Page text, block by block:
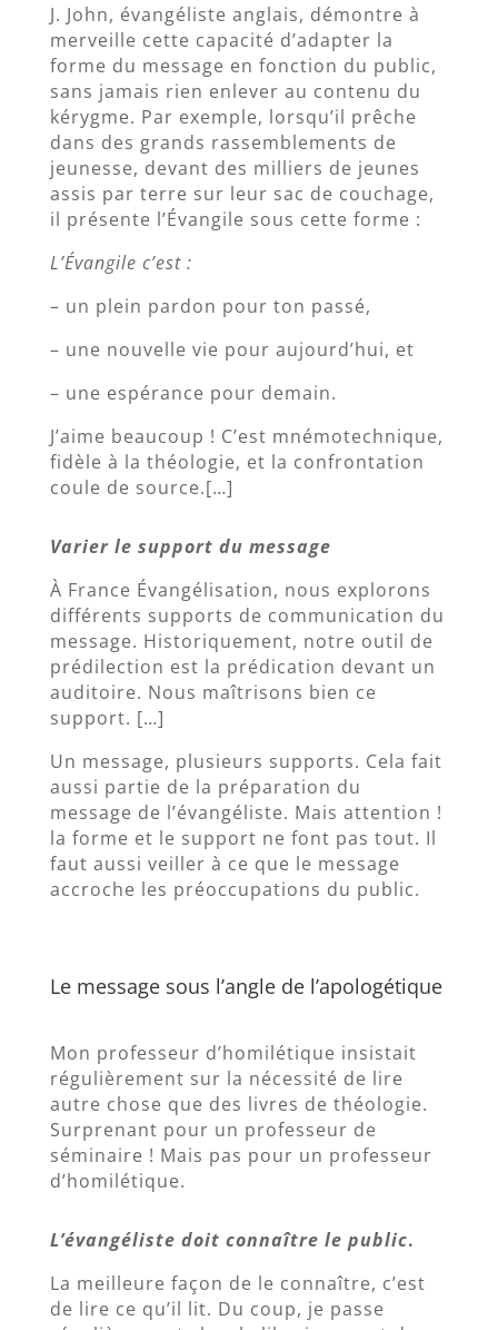
J. John, évangéliste anglais, démontre à
merveille cette capacité d’adapter la
forme du message en fonction du public,
sans jamais rien enlever au contenu du
kérygme. Par exemple, lorsqu’il prêche
dans des grands rassemblements de
jeunesse, devant des milliers de jeunes
assis par terre sur leur sac de couchage,
il présente l’Évangile sous cette forme :
L’Évangile c’est :
– un plein pardon pour ton passé,
– une nouvelle vie pour aujourd’hui, et
– une espérance pour demain.
J’aime beaucoup ! C’est mnémotechnique,
fidèle à la théologie, et la confrontation
coule de source.[…]
Varier le support du message
À France Évangélisation, nous explorons
différents supports de communication du
message. Historiquement, notre outil de
prédilection est la prédication devant un
auditoire. Nous maîtrisons bien ce
support. […]
Un message, plusieurs supports. Cela fait
aussi partie de la préparation du
message de l’évangéliste. Mais attention !
la forme et le support ne font pas tout. Il
faut aussi veiller à ce que le message
accroche les préoccupations du public.
Le message sous l’angle de l’apologétique
Mon professeur d’homilétique insistait
régulièrement sur la nécessité de lire
autre chose que des livres de théologie.
Surprenant pour un professeur de
séminaire ! Mais pas pour un professeur
d’homilétique.
L’évangéliste doit connaître le public.
La meilleure façon de le connaître, c’est
de lire ce qu’il lit. Du coup, je passe